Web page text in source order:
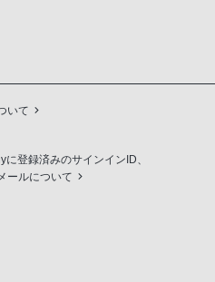
いて
に登録済みのサインインID、
ールについて